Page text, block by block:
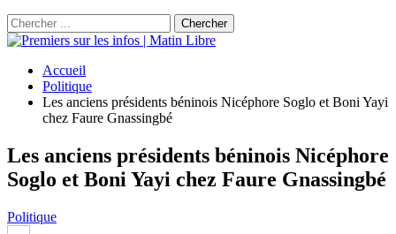
Accueil
Politique
Les anciens présidents béninois Nicéphore Soglo et Boni Yayi
chez Faure Gnassingbé
Les anciens présidents béninois Nicéphore
Soglo et Boni Yayi chez Faure Gnassingbé
Politique